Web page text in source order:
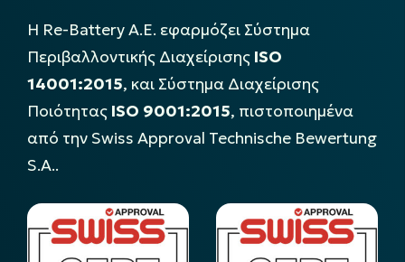
Η Re-Battery Α.Ε. εφαρμόζει Σύστημα
Περιβαλλοντικής Διαχείρισης ISO
14001:2015, και Σύστημα Διαχείρισης
Ποιότητας ISO 9001:2015, πιστοποιημένα
από την Swiss Approval Technische Bewertung
S.A..